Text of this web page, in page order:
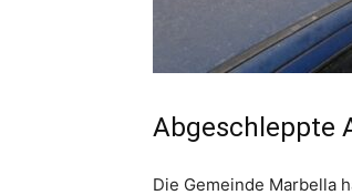
Abgeschleppte
Die Gemeinde Marbella